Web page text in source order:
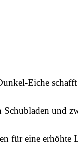
Eiche schafft
Schubladen und
für eine erhöhte